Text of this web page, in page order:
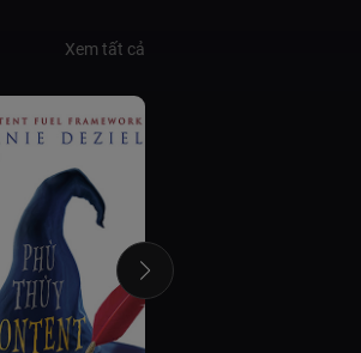
Xem tất cả